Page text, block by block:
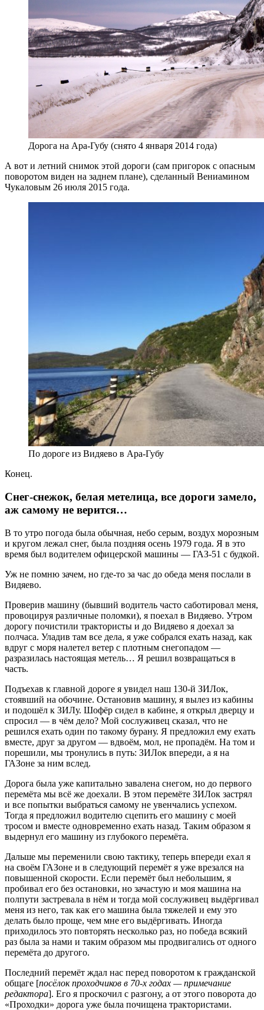
Дорога на Ара-Губу (снято 4 января 2014 года)
А вот и летний снимок этой дороги (сам пригорок с опасным
поворотом виден на заднем плане), сделанный Вениамином
Чукаловым 26 июля 2015 года.
По дороге из Видяево в Ара-Губу
Конец.
Снег-снежок, белая метелица, все дороги замело,
аж самому не верится…
В то утро погода была обычная, небо серым, воздух морозным
и кругом лежал снег, была поздняя осень 1979 года. Я в это
время был водителем офицерской машины — ГАЗ-51 с будкой.
Уж не помню зачем, но где-то за час до обеда меня послали в
Видяево.
Проверив машину (бывший водитель часто саботировал меня,
провоцируя различные поломки), я поехал в Видяево. Утром
дорогу почистили трактористы и до Видяево я доехал за
полчаса. Уладив там все дела, я уже собрался ехать назад, как
вдруг с моря налетел ветер с плотным снегопадом —
разразилась настоящая метель… Я решил возвращаться в
часть.
Подъехав к главной дороге я увидел наш 130-й ЗИЛок,
стоявший на обочине. Остановив машину, я вылез из кабины
и подошёл к ЗИЛу. Шофёр сидел в кабине, я открыл дверцу и
спросил — в чём дело? Мой сослуживец сказал, что не
решился ехать один по такому бурану. Я предложил ему ехать
вместе, друг за другом — вдвоём, мол, не пропадём. На том и
порешили, мы тронулись в путь: ЗИЛок впереди, а я на
ГАЗоне за ним вслед.
Дорога была уже капитально завалена снегом, но до первого
перемёта мы всё же доехали. В этом перемёте ЗИЛок застрял
и все попытки выбраться самому не увенчались успехом.
Тогда я предложил водителю сцепить его машину с моей
тросом и вместе одновременно ехать назад. Таким образом я
выдернул его машину из глубокого перемёта.
Дальше мы переменили свою тактику, теперь впереди ехал я
на своём ГАЗоне и в следующий перемёт я уже врезался на
повышенной скорости. Если перемёт был небольшим, я
пробивал его без остановки, но зачастую и моя машина на
полпути застревала в нём и тогда мой сослуживец выдёргивал
меня из него, так как его машина была тяжелей и ему это
делать было проще, чем мне его выдёргивать. Иногда
приходилось это повторять несколько раз, но победа всякий
раз была за нами и таким образом мы продвигались от одного
перемёта до другого.
Последний перемёт ждал нас перед поворотом к гражданской
общаге [посёлок проходчиков в 70-х годах — примечание
редактора]. Его я проскочил с разгону, а от этого поворота до
«Проходки» дорога уже была почищена трактористами.